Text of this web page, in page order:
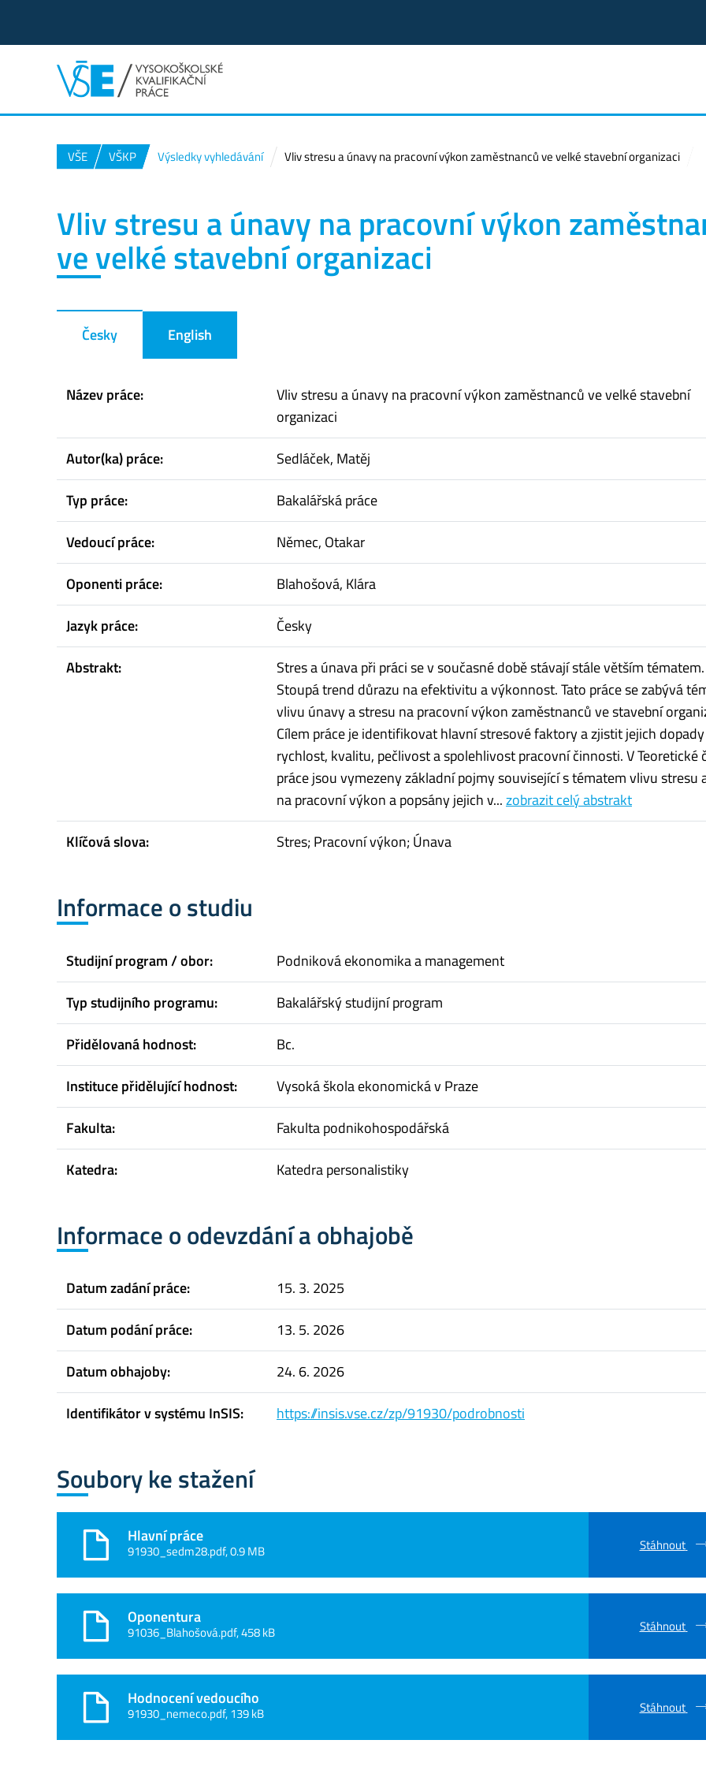
VŠE VŠKP Výsledky vyhledávání Vliv stresu a únavy na pracovní výkon zaměstnanců ve velké stavební organizaci
Vliv stresu a únavy na pracovní výkon
ve velké stavební organizaci
Česky English
Název práce:
Vliv stresu a únavy na pracovní výkon zaměstnanců ve velké stavební
organizaci
Autor(ka) práce:
Sedláček, Matěj
Typ práce:
Bakalářská práce
Vedoucí práce:
Němec, Otakar
Oponenti práce:
Blahošová, Klára
Jazyk práce:
Česky
Abstrakt:
Stres a únava při práci se v současné době stávají stále větším tématem.
Stoupá trend důrazu na efektivitu a výkonnost. Tato práce se zabývá
vlivu únavy a stresu na pracovní výkon zaměstnanců ve stavební
Cílem práce je identifikovat hlavní stresové faktory a zjistit jejich
rychlost, kvalitu, pečlivost a spolehlivost pracovní činnosti. V Teoretické
práce jsou vymezeny základní pojmy související s tématem vlivu stresu
na pracovní výkon a popsány jejich v...zobrazit celý abstrakt
Klíčová slova:
Stres; Pracovní výkon; Únava
Informace o studiu
Studijní program / obor:
Podniková ekonomika a management
Typ studijního programu:
Bakalářský studijní program
Přidělovaná hodnost:
Bc.
Instituce přidělující hodnost:
Vysoká škola ekonomická v Praze
Fakulta:
Fakulta podnikohospodářská
Katedra:
Katedra personalistiky
Informace o odevzdání a obhajobě
Datum zadání práce:
15. 3. 2025
Datum podání práce:
13. 5. 2026
Datum obhajoby:
24. 6. 2026
Identifikátor v systému InSIS:
https://insis.vse.cz/zp/91930/podrobnosti
Soubory ke stažení
Hlavní práce
91930_sedm28.pdf, 0.9 MB Stáhnout
Oponentura
91036_Blahošová.pdf, 458 kB Stáhnout
Hodnocení vedoucího
91930_nemeco.pdf, 139 kB Stáhnout